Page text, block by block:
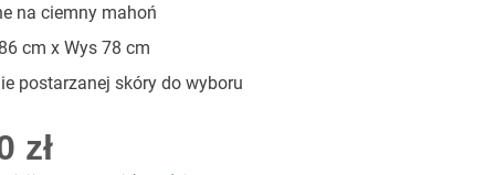
na ciemny mahoń
cm x Wys 78 cm
postarzanej skóry do wyboru
zł